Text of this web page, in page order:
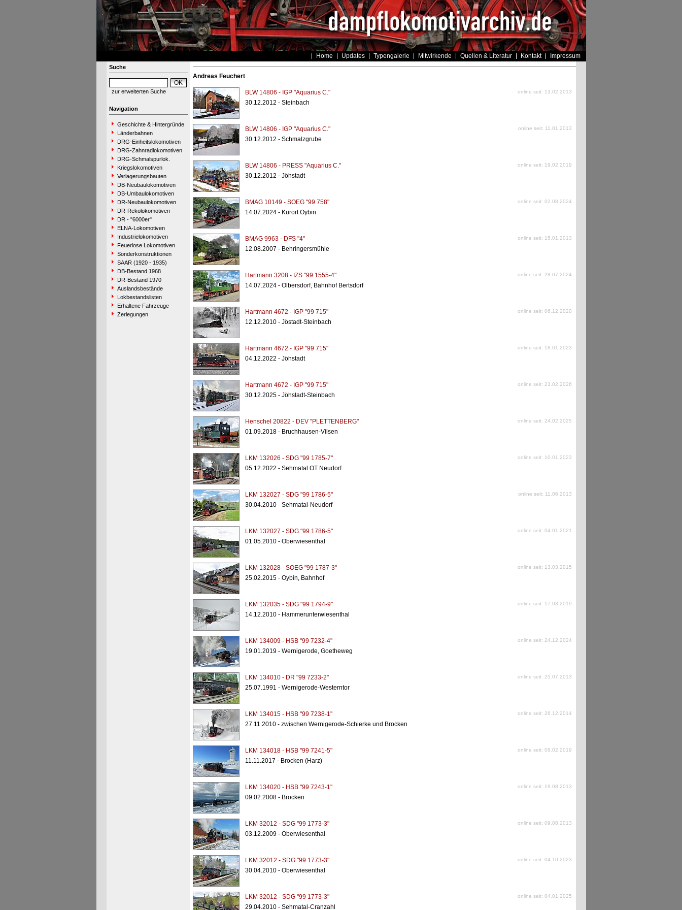
Home Updates Typengalerie Mitwirkende Quellen & Literatur Kontakt Impressum
Suche
zur erweiterten Suche
Navigation
Geschichte & Hintergründe
Länderbahnen
DRG-Einheitslokomotiven
DRG-Zahnradlokomotiven
DRG-Schmalspurlok.
Kriegslokomotiven
Verlagerungsbauten
DB-Neubaulokomotiven
DB-Umbaulokomotiven
DR-Neubaulokomotiven
DR-Rekolokomotiven
DR - "6000er"
ELNA-Lokomotiven
Industrielokomotiven
Feuerlose Lokomotiven
Sonderkonstruktionen
SAAR (1920 - 1935)
DB-Bestand 1968
DR-Bestand 1970
Auslandsbestände
Lokbestandslisten
Erhaltene Fahrzeuge
Zerlegungen
Andreas Feuchert
BLW 14806 - IGP "Aquarius C." online seit: 13.02.2013
30.12.2012 - Steinbach
BLW 14806 - IGP "Aquarius C." online seit: 11.01.2013
30.12.2012 - Schmalzgrube
BLW 14806 - PRESS "Aquarius C." online seit: 19.02.2019
30.12.2012 - Jöhstadt
BMAG 10149 - SOEG "99 758" online seit: 02.08.2024
14.07.2024 - Kurort Oybin
BMAG 9963 - DFS "4" online seit: 15.01.2013
12.08.2007 - Behringersmühle
Hartmann 3208 - IZS "99 1555-4" online seit: 28.07.2024
14.07.2024 - Olbersdorf, Bahnhof Bertsdorf
Hartmann 4672 - IGP "99 715" online seit: 06.12.2020
12.12.2010 - Jöstadt-Steinbach
Hartmann 4672 - IGP "99 715" online seit: 18.01.2023
04.12.2022 - Jöhstadt
Hartmann 4672 - IGP "99 715" online seit: 23.02.2026
30.12.2025 - Jöhstadt-Steinbach
Henschel 20822 - DEV "PLETTENBERG" online seit: 24.02.2025
01.09.2018 - Bruchhausen-Vilsen
LKM 132026 - SDG "99 1785-7" online seit: 10.01.2023
05.12.2022 - Sehmatal OT Neudorf
LKM 132027 - SDG "99 1786-5" online seit: 11.06.2013
30.04.2010 - Sehmatal-Neudorf
LKM 132027 - SDG "99 1786-5" online seit: 04.01.2021
01.05.2010 - Oberwiesenthal
LKM 132028 - SOEG "99 1787-3" online seit: 13.03.2015
25.02.2015 - Oybin, Bahnhof
LKM 132035 - SDG "99 1794-9" online seit: 17.03.2019
14.12.2010 - Hammerunterwiesenthal
LKM 134009 - HSB "99 7232-4" online seit: 24.12.2024
19.01.2019 - Wernigerode, Goetheweg
LKM 134010 - DR "99 7233-2" online seit: 25.07.2013
25.07.1991 - Wernigerode-Westerntor
LKM 134015 - HSB "99 7238-1" online seit: 26.12.2014
27.11.2010 - zwischen Wernigerode-Schierke und Brocken
LKM 134018 - HSB "99 7241-5" online seit: 08.02.2019
11.11.2017 - Brocken (Harz)
LKM 134020 - HSB "99 7243-1" online seit: 19.08.2013
09.02.2008 - Brocken
LKM 32012 - SDG "99 1773-3" online seit: 09.08.2013
03.12.2009 - Oberwiesenthal
LKM 32012 - SDG "99 1773-3" online seit: 04.10.2023
30.04.2010 - Oberwiesenthal
LKM 32012 - SDG "99 1773-3" online seit: 04.01.2025
29.04.2010 - Sehmatal-Cranzahl